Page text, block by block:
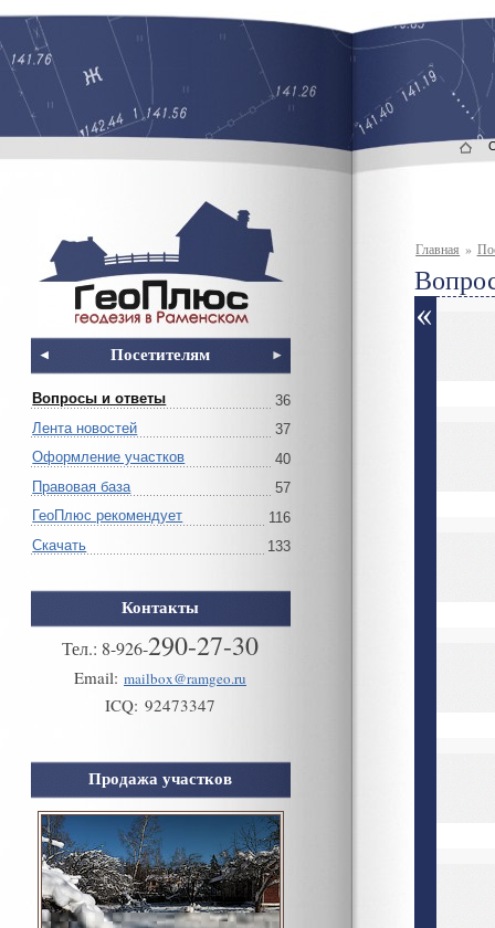
Посетителям
Вопросы и ответы
36
Лента новостей
37
Оформление участков
40
Правовая база
57
ГеоПлюс рекомендует
116
Скачать
133
Контакты
Тел.: 8-926-290-27-30
Email: mailbox@ramgeo.ru
ICQ: 92473347
Продажа участков
Главная »